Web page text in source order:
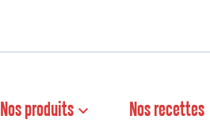
Nos produits Nos recettes